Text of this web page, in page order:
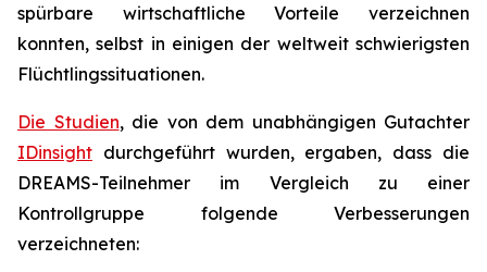
spürbare wirtschaftliche Vorteile verzeichnen
konnten, selbst in einigen der weltweit schwierigsten
Flüchtlingssituationen.
Die Studien, die von dem unabhängigen Gutachter
IDinsight durchgeführt wurden, ergaben, dass die
DREAMS-Teilnehmer im Vergleich zu einer
Kontrollgruppe folgende Verbesserungen
verzeichneten: